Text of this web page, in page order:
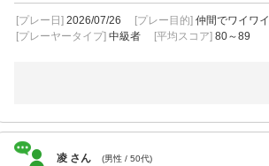
[プレー日] 2026/07/26 [プレー目的] 仲間でワイワイ
[プレーヤータイプ] 中級者 [平均スコア] 80～89
凌 さん (男性 / 50代)